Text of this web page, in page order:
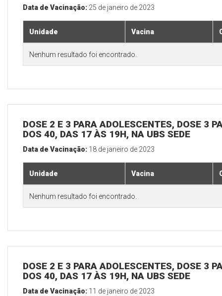
Data de Vacinação: 25 de janeiro de 2023
Unidade Vacina
Nenhum resultado foi encontrado.
DOSE 2 E 3 PARA ADOLESCENTES, DOSE 3
DOS 40, DAS 17 ÀS 19H, NA UBS SEDE
Data de Vacinação: 18 de janeiro de 2023
Unidade Vacina
Nenhum resultado foi encontrado.
DOSE 2 E 3 PARA ADOLESCENTES, DOSE 3
DOS 40, DAS 17 ÀS 19H, NA UBS SEDE
Data de Vacinação: 11 de janeiro de 2023